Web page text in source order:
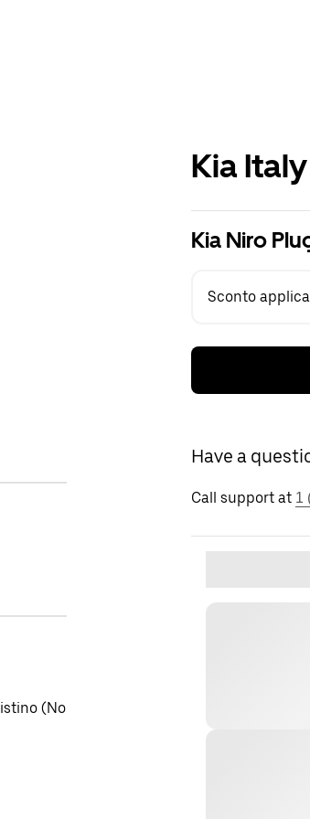
(No
Kia Italy
Kia Niro
Sconto
Have a
Call support at 1